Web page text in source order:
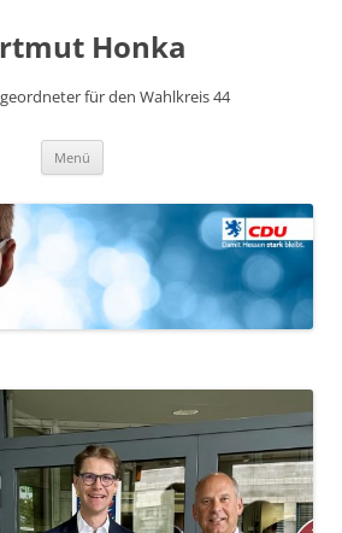
Honka
für den Wahlkreis 44
Menü